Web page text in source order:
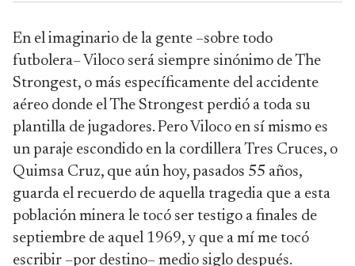
En el imaginario de la gente –sobre todo
futbolera– Viloco será siempre sinónimo de The
Strongest, o más específicamente del accidente
aéreo donde el The Strongest perdió a toda su
plantilla de jugadores. Pero Viloco en sí mismo es
un paraje escondido en la cordillera Tres Cruces, o
Quimsa Cruz, que aún hoy, pasados 55 años,
guarda el recuerdo de aquella tragedia que a esta
población minera le tocó ser testigo a finales de
septiembre de aquel 1969, y que a mí me tocó
escribir –por destino– medio siglo después.